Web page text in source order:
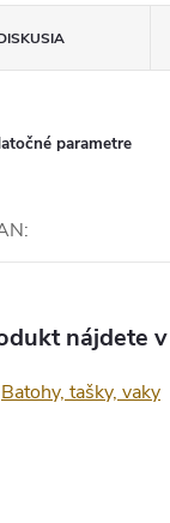
parametre
:
nájdete
Batohy, tašky, vaky